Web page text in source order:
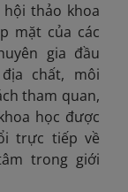
thảo khoa
mặt của các
gia đầu
chất, môi
tham quan,
học được
trực tiếp về
trong giới